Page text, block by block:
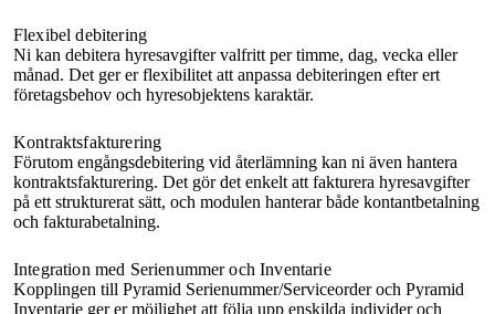
Flexibel debitering
Ni kan debitera hyresavgifter valfritt per timme, dag, vecka eller
månad. Det ger er flexibilitet att anpassa debiteringen efter ert
företagsbehov och hyresobjektens karaktär.
Kontraktsfakturering
Förutom engångsdebitering vid återlämning kan ni även hantera
kontraktsfakturering. Det gör det enkelt att fakturera hyresavgifter
på ett strukturerat sätt, och modulen hanterar både kontantbetalning
och fakturabetalning.
Integration med Serienummer och Inventarie
Kopplingen till Pyramid Serienummer/Serviceorder och Pyramid
Inventarie ger er möjlighet att följa upp enskilda individer och